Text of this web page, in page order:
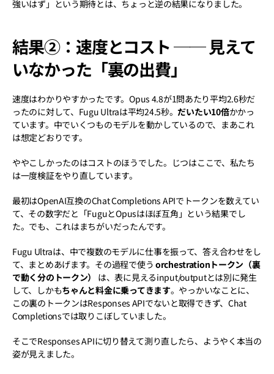
強いはず」という期待とは、ちょっと逆の結果になりました。
結果②：速度とコスト ── 見えて
いなかった「裏の出費」
速度はわかりやすかったです。Opus 4.8が1問あたり平均2.6秒だ
ったのに対して、Fugu Ultraは平均24.5秒。だいたい10倍かかっ
ています。中でいくつものモデルを動かしているので、まあこれ
は想定どおりです。
ややこしかったのはコストのほうでした。じつはここで、私たち
は一度検証をやり直しています。
最初はOpenAI互換のChat Completions APIでトークンを数えてい
て、その数字だと「FuguとOpusはほぼ互角」という結果でし
た。でも、これはまちがいだったんです。
Fugu Ultraは、中で複数のモデルに仕事を振って、答え合わせをし
て、まとめあげます。その過程で使う orchestrationトークン（裏
で動く分のトークン）
は、表に見えるinput/outputとは別に発生
して、しかもちゃんと料金に乗ってきます。やっかいなことに、
この裏のトークンはResponses APIでないと取得できず、Chat
Completionsでは取りこぼしていました。
そこでResponses APIに切り替えて測り直したら、ようやく本当の
姿が見えました。